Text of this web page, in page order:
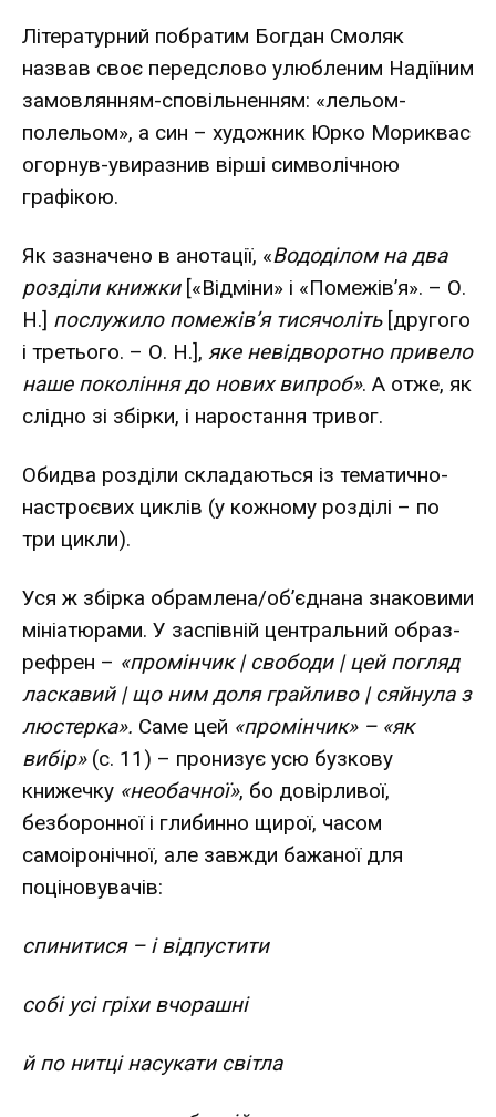
Літературний побратим Богдан Смоляк
назвав своє передслово улюбленим Надіїним
замовлянням-сповільненням: «лельом-
полельом», а син – художник Юрко Мориквас
огорнув-увиразнив вірші символічною
графікою.
Як зазначено в анотації, «Вододілом на два
розділи книжки [«Відміни» і «Помежів’я». – О.
Н.] послужило помежів’я тисячоліть[другого
і третього. – О. Н.], яке невідворотно привело
наше покоління до нових випроб». А отже, як
слідно зі збірки, і наростання тривог.
Обидва розділи складаються із тематично-
настроєвих циклів (у кожному розділі – по
три цикли).
Уся ж збірка обрамлена/об’єднана знаковими
мініатюрами. У заспівній центральний образ-
рефрен – «промінчик | свободи | цей погляд
ласкавий | що ним доля грайливо | сяйнула з
люстерка». Саме цей «промінчик» – «як
вибір» (с. 11) – пронизує усю бузкову
книжечку «необачної», бо довірливої,
безборонної і глибинно щирої, часом
самоіронічної, але завжди бажаної для
поціновувачів:
спинитися – і відпустити
собі усі гріхи вчорашні
й по нитці насукати світла